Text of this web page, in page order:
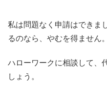
私は問題なく申請はできま
るのなら、やむを得ません。
ハローワークに相談して、
しょう。